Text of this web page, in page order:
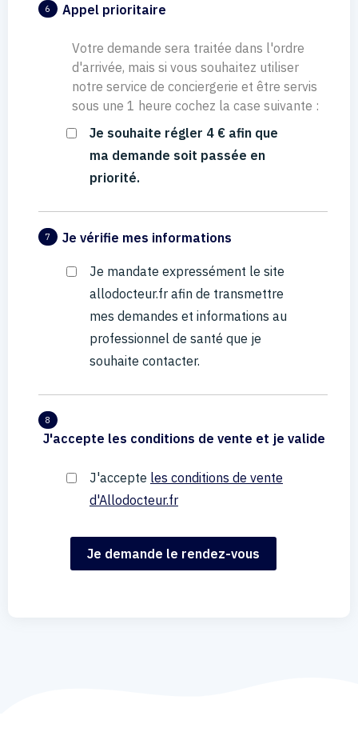
6 Appel prioritaire
Votre demande sera traitée dans l'ordre
d'arrivée, mais si vous souhaitez utiliser
notre service de conciergerie et être servis
sous une 1 heure cochez la case suivante :
Je souhaite régler 4 € afin que
ma demande soit passée en
priorité.
7 Je vérifie mes informations
Je mandate expressément le site
allodocteur.fr afin de transmettre
mes demandes et informations au
professionnel de santé que je
souhaite contacter.
8
J'accepte les conditions de vente et je valide
J'accepte les conditions de vente
d'Allodocteur.fr